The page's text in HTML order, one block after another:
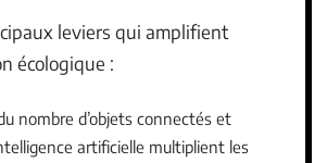
leviers qui amplifient
écologique :
nombre d’objets connectés et
artificielle multiplient les